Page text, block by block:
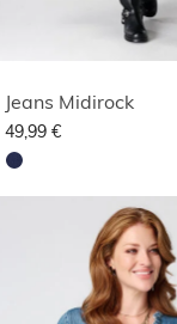
Jeans Midirock
49,99 €